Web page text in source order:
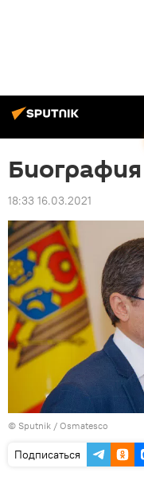
18:33 16.03.2021
© Sputnik / Osmatesco
Подписаться